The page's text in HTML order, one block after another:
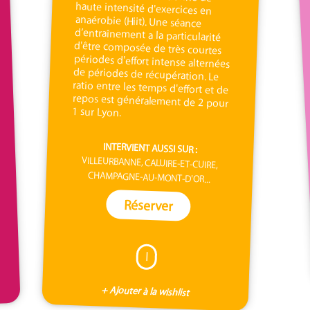
1 sur Lyon.
INTERVIENT AUSSI SUR :
VILLEURBANNE, CALUIRE-ET-CUIRE,
CHAMPAGNE-AU-MONT-D'OR...
Réserver
I
+ Ajouter à la wishlist